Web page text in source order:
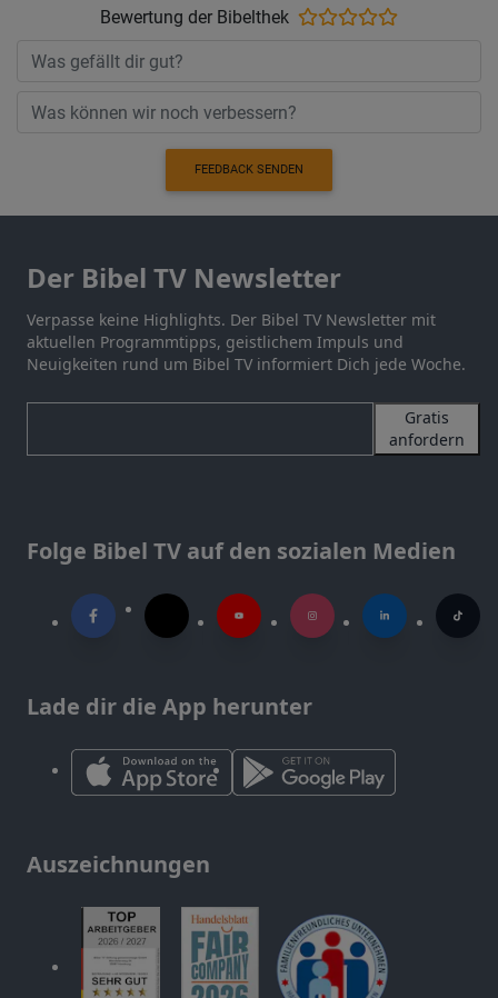
Bewertung der Bibelthek
FEEDBACK SENDEN
Der Bibel TV Newsletter
Verpasse keine Highlights. Der Bibel TV Newsletter mit
aktuellen Programmtipps, geistlichem Impuls und
Neuigkeiten rund um Bibel TV informiert Dich jede Woche.
Gratis
anfordern
Folge Bibel TV auf den sozialen Medien
Lade dir die App herunter
Auszeichnungen